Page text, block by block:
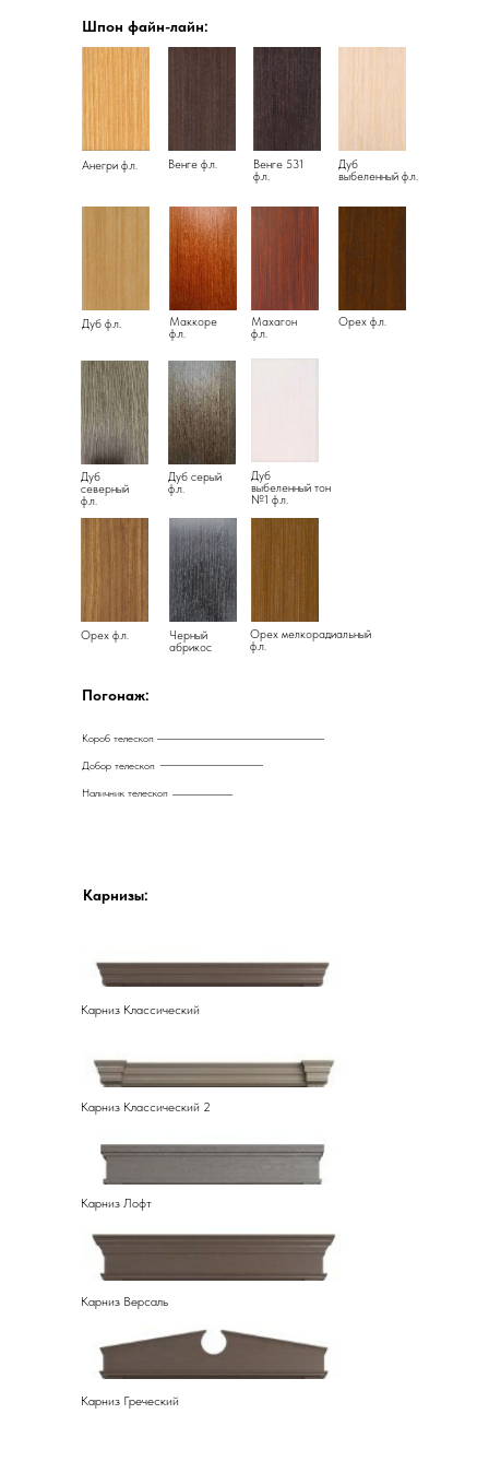
Анегри ф.л. Венге ф.л.
Венге 531
ф.л.
Дуб
выбеленный ф.л.
Дуб
выбеленный тон
№1 ф.л.
Дуб
северный
ф.л.
Дуб серый
ф.л.
Дуб ф.л.
Маккоре
ф.л.
Махагон
ф.л.
Орех ф.л.
Орех ф.л.
Орех мелкорадиальный
ф.л.
Черный
абрикос
Наличник телескоп
Добор телескоп
Короб телескоп
Карниз Греческий
Карниз Версаль
Карниз Лофт
Карниз Классический 2
Карниз Классический
Шпон файн-лайн:
Карнизы:
Погонаж: